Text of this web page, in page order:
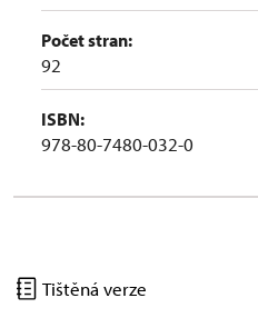
Počet stran:
92
ISBN:
978-80-7480-032-0
Tištěná verze